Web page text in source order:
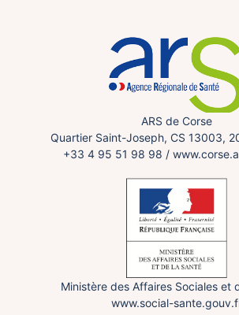
ARS de Corse
Quartier Saint-Joseph, CS 13003,
+33 4 95 51 98 98 /
Ministère des Affaires Sociales et
www.social-